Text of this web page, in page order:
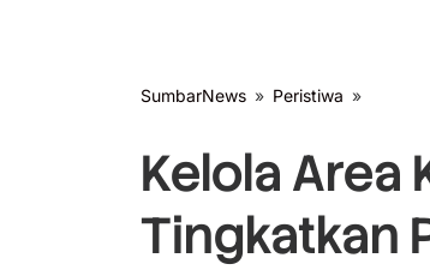
SumbarNews » Peristiwa »
Hotel
Haji,
Kelola Area
Tingkatkan